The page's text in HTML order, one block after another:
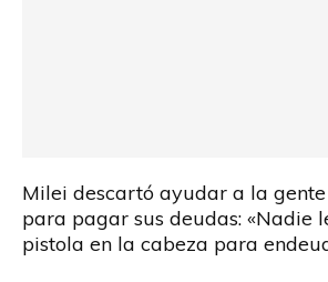
Milei descartó ayudar a la
para pagar sus deudas: «Nadie
pistola en la cabeza para